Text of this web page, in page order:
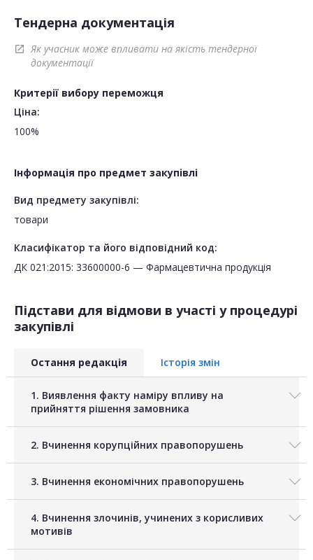
Тендерна документація
open_in_new
Як учасник може впливати на якість тендерної
документації
Критерії вибору переможця
Ціна:
100%
Інформація про предмет закупівлі
Вид предмету закупівлі:
товари
Класифікатор та його відповідний код:
ДК 021:2015: 33600000-6 — Фармацевтична продукція
Підстави для відмови в участі у процедурі
закупівлі
Остання редакція Історія змін
1. Виявлення факту наміру впливу на
прийняття рішення замовника
2. Вчинення корупційних правопорушень
3. Вчинення економічних правопорушень
4. Вчинення злочинів, учинених з корисливих
мотивів